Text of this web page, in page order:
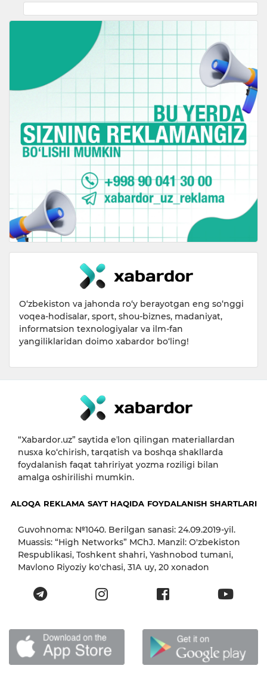
O‘zbekiston va jahonda ro‘y berayotgan eng so‘nggi
voqea-hodisalar, sport, shou-biznes, madaniyat,
informatsion texnologiyalar va ilm-fan
yangiliklaridan doimo xabardor bo‘ling!
“Xabardor.uz” saytida eʼlon qilingan materiallardan
nusxa ko‘chirish, tarqatish va boshqa shakllarda
foydalanish faqat tahririyat yozma roziligi bilan
amalga oshirilishi mumkin.
ALOQA REKLAMA SAYT HAQIDA FOYDALANISH SHARTLARI
Guvohnoma: №1040. Berilgan sanasi: 24.09.2019-yil.
Muassis: “High Networks” MChJ. Manzil: O'zbekiston
Respublikasi, Toshkent shahri, Yashnobod tumani,
Mavlono Riyoziy ko'chasi, 31А uy, 20 xonadon